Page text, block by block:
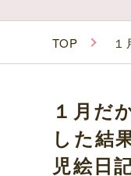
TOP
１月だ
した結
児絵日